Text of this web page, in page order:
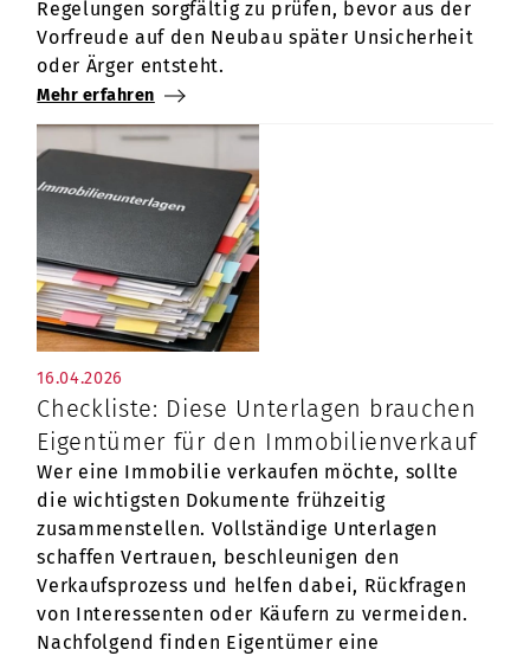
Regelungen sorgfältig zu prüfen, bevor aus der
Vorfreude auf den Neubau später Unsicherheit
oder Ärger entsteht.
Mehr erfahren
16.04.2026
Checkliste: Diese Unterlagen brauchen
Eigentümer für den Immobilienverkauf
Wer eine Immobilie verkaufen möchte, sollte
die wichtigsten Dokumente frühzeitig
zusammenstellen. Vollständige Unterlagen
schaffen Vertrauen, beschleunigen den
Verkaufsprozess und helfen dabei, Rückfragen
von Interessenten oder Käufern zu vermeiden.
Nachfolgend finden Eigentümer eine